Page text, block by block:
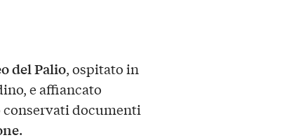
del Palio, ospitato in
e affiancato
conservati documenti
.